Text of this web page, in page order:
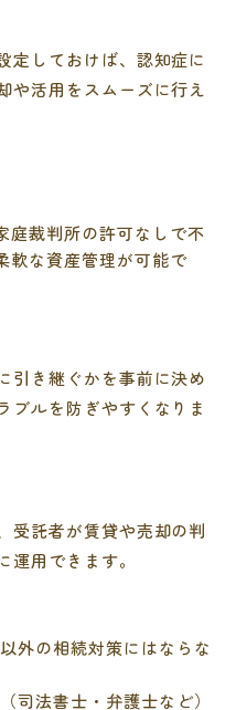
定しておけば、認知症に
や活用をスムーズに行え
庭裁判所の許可なしで不
軟な資産管理が可能で
引き継ぐかを事前に決め
ブルを防ぎやすくなりま
受託者が賃貸や売却の判
用できます。
外の相続対策にはならな
司法書士・弁護士など）